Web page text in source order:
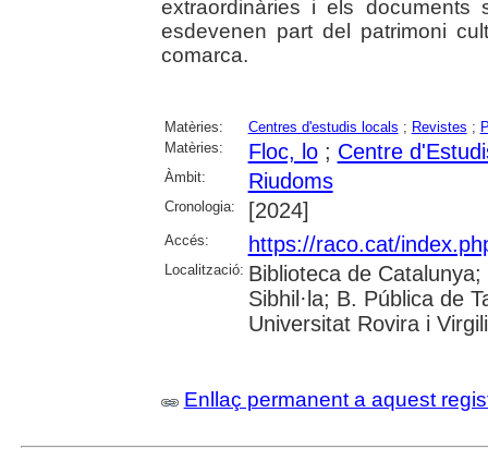
extraordinàries i els
esdevenen part del patrimoni
comarca.
Matèries: Centres d'estudis locals ; Revistes ;
Matèries:
Floc, lo; Centre
Àmbit: Riudoms
Cronologia: [2024]
Accés: https://raco.cat/
Localització: Biblioteca de
Sibhil·la; B. Pública de
Universitat Rovira i Virgili
Enllaç permanent a aquest